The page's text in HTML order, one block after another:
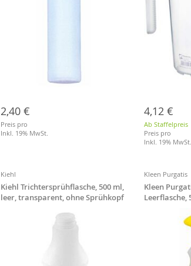
2,40 €
Preis pro
Inkl. 19% MwSt.
4,12 €
Ab Staffelpreis
Preis pro
Inkl. 19% MwSt.
Kiehl
Kiehl Trichtersprühflasche, 500 ml,
leer, transparent, ohne Sprühkopf
Kleen Purgatis
Kleen
Leerflasche,